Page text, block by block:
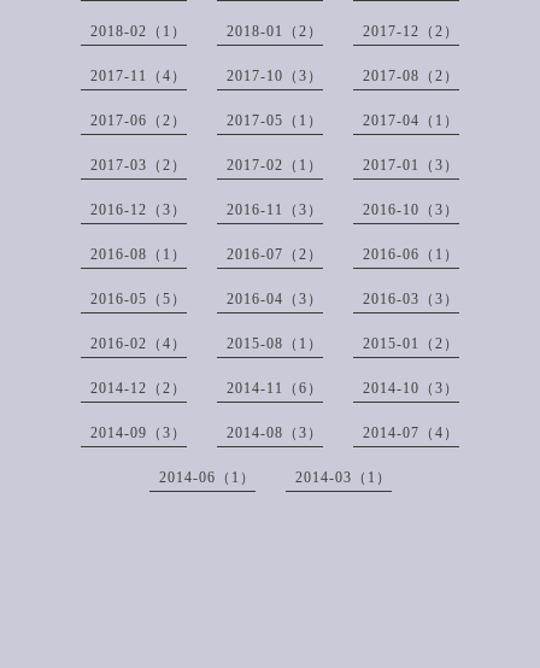
2018-02（1） 2018-01（2） 2017-12（2）
2017-11（4） 2017-10（3） 2017-08（2）
2017-06（2） 2017-05（1） 2017-04（1）
2017-03（2） 2017-02（1） 2017-01（3）
2016-12（3） 2016-11（3） 2016-10（3）
2016-08（1） 2016-07（2） 2016-06（1）
2016-05（5） 2016-04（3） 2016-03（3）
2016-02（4） 2015-08（1） 2015-01（2）
2014-12（2） 2014-11（6） 2014-10（3）
2014-09（3） 2014-08（3） 2014-07（4）
2014-06（1） 2014-03（1）